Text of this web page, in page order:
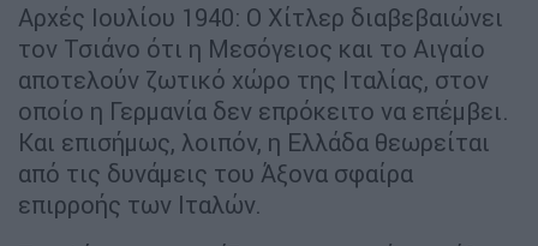
Αρχές Ιουλίου 1940: Ο Χίτλερ διαβεβαιώνει
τον Τσιάνο ότι η Μεσόγειος και το Αιγαίο
αποτελούν ζωτικό χώρο της Ιταλίας, στον
οποίο η Γερμανία δεν επρόκειτο να επέμβει.
Και επισήμως, λοιπόν, η Ελλάδα θεωρείται
από τις δυνάμεις του Άξονα σφαίρα
επιρροής των Ιταλών.